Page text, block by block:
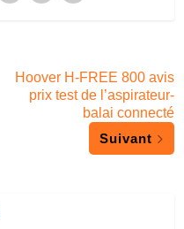
Hoover H-FREE 800 avis
prix test de l’aspirateur-
balai connecté
Suivant